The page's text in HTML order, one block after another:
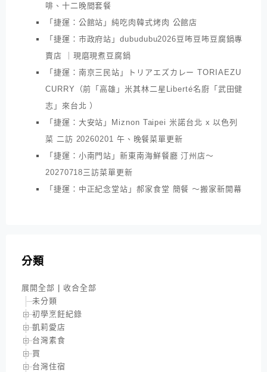
啡、十二晚間套餐
「捷運：公館站」純吃肉韓式烤肉 公館店
「捷運：市政府站」dubudubu2026豆咘豆咘豆腐鍋專
賣店 ｜現磨現煮豆腐鍋
「捷運：南京三民站」トリアエズカレー TORIAEZU
CURRY（前「高雄」米其林二星Liberté名廚「武田健
志」來台北 ）
「捷運：大安站」Miznon Taipei 米諾台北 x 以色列
菜 二訪 20260201 午、晚餐菜單更新
「捷運：小南門站」新東南海鮮餐廳 汀州店～
20270718三訪菜單更新
「捷運：中正紀念堂站」郝家食堂 簡餐 ～搬家新開幕
分類
展開全部
收合全部
未分類
初學烹飪紀錄
凱莉愛店
台灣素食
買
台灣住宿